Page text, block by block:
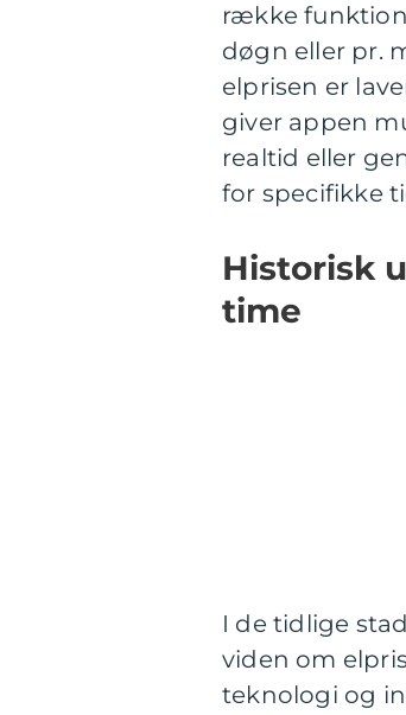
række
døgn eller pr.
elprisen er
giver appen
realtid eller
for specifikke
Historisk
time
I de tidlige
viden om
teknologi og